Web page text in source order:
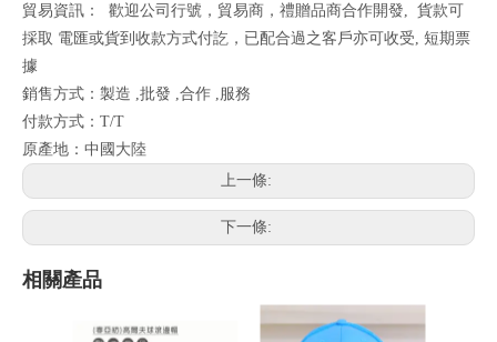
貿易資訊：
歡迎公司行號，貿易商，禮贈品商合作開發, 貨款可
採取 電匯或貨到收款方式付訖，已配合過之客戶亦可收受, 短期票
據
銷售方式：製造 ,批發 ,合作 ,服務
付款方式：T/T
原產地：中國大陸
上一條:
下一條:
相關產品